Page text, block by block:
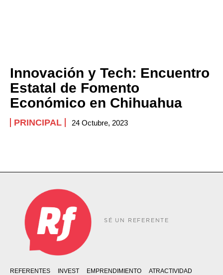
Innovación y Tech: Encuentro
Estatal de Fomento
Económico en Chihuahua
PRINCIPAL 24 Octubre, 2023
SÉ UN REFERENTE
REFERENTES INVEST EMPRENDIMIENTO
ATRACTIVIDAD